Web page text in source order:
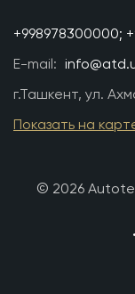
+998978300000;
E-mail:
г.Ташкент, ул.
Показать на
© 2026